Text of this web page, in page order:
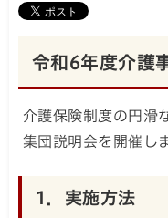
令和6年度介護
介護保険制度の円滑
集団説明会を開催し
1．実施方法